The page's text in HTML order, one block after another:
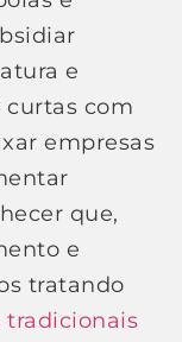
e
curtas com
empresas
que,
e
tratando
tradicionais